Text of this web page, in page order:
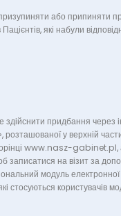
або припиняти
які набули
здійснити придбання
у верхній
www.nasz-
на візит за
модуль електронної
стосуються користувачів